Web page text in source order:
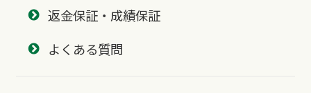
返金保証・成績保証
よくある質問